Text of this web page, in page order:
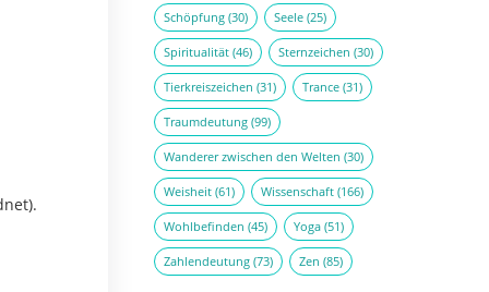
Schöpfung (30) Seele (25)
Spiritualität (46) Sternzeichen (30)
Tierkreiszeichen (31) Trance (31)
Traumdeutung (99)
Wanderer zwischen den Welten (30)
Weisheit (61) Wissenschaft (166)
Wohlbefinden (45) Yoga (51)
Zahlendeutung (73) Zen (85)